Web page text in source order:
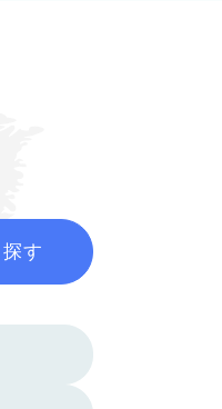
探す